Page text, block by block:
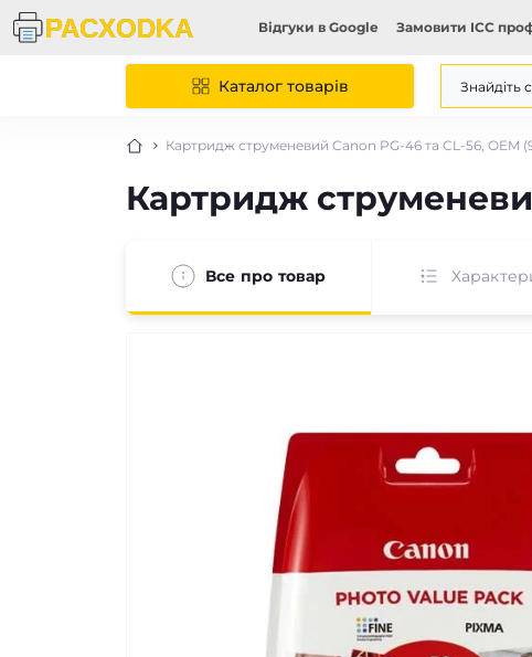
Відгуки в Google Замовити ICC
Каталог товарів
Картридж струменевий Canon PG-46 та CL-56, OEM
Картридж
Все про товар